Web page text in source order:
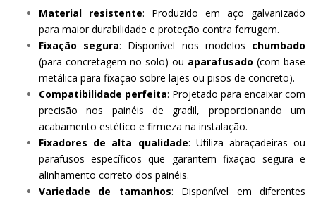
Material resistente: Produzido em aço galvanizado
para maior durabilidade e proteção contra ferrugem.
Fixação segura: Disponível nos modelos chumbado
(para concretagem no solo) ou aparafusado (com base
metálica para fixação sobre lajes ou pisos de concreto).
Compatibilidade perfeita: Projetado para encaixar com
precisão nos painéis de gradil, proporcionando um
acabamento estético e firmeza na instalação.
Fixadores de alta qualidade: Utiliza abraçadeiras ou
parafusos específicos que garantem fixação segura e
alinhamento correto dos painéis.
Variedade de tamanhos: Disponível em diferentes